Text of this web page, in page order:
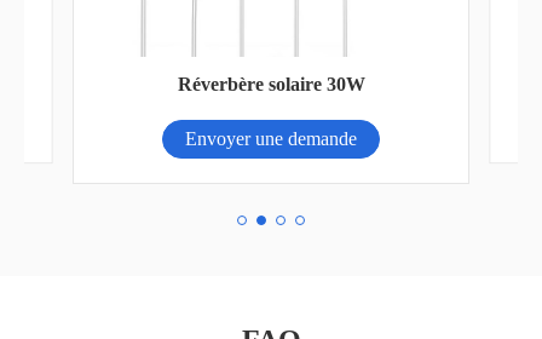
Réverbère solaire 30W
Envoyer une demande